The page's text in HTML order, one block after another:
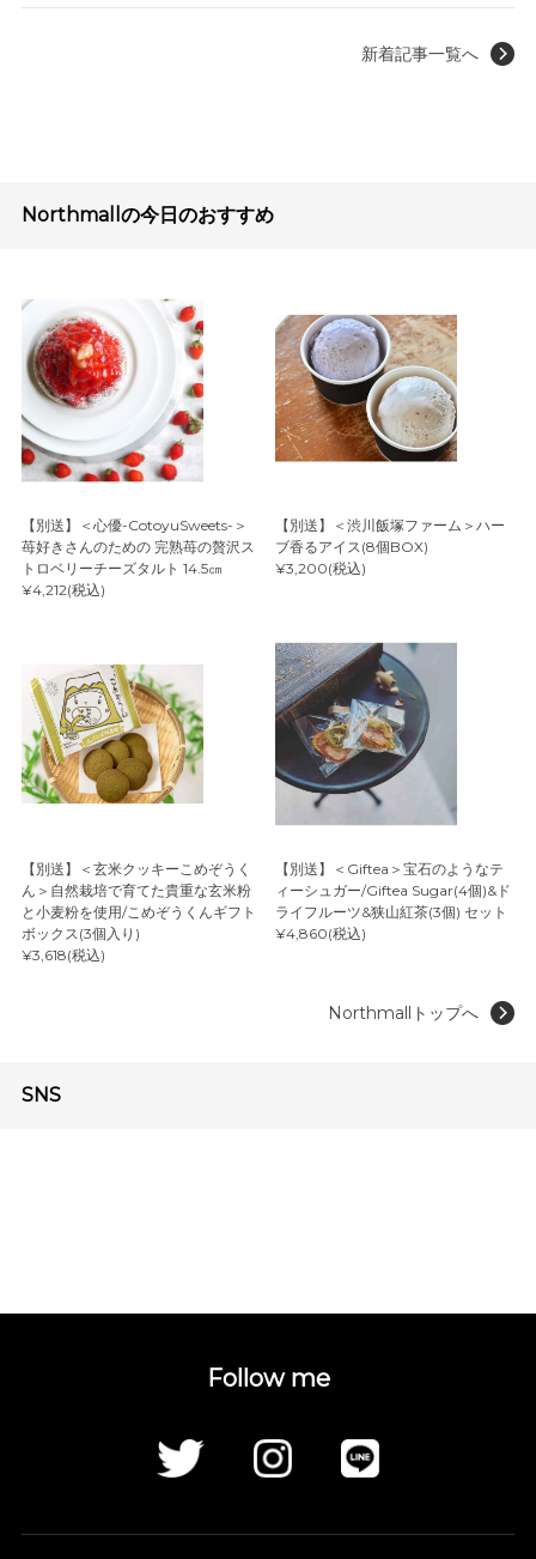
新着記事一覧へ
Northmallの今日のおすすめ
【別送】＜心優-CotoyuSweets-＞
苺好きさんのための 完熟苺の贅沢ス
トロベリーチーズタルト 14.5㎝
¥4,212(税込)
【別送】＜渋川飯塚ファーム＞ハー
ブ香るアイス(8個BOX)
¥3,200(税込)
【別送】＜玄米クッキーこめぞうく
ん＞自然栽培で育てた貴重な玄米粉
と小麦粉を使用/こめぞうくんギフト
ボックス(3個入り)
¥3,618(税込)
【別送】＜Giftea＞宝石のようなテ
ィーシュガー/Giftea Sugar(4個)&ド
ライフルーツ&狭山紅茶(3個) セット
¥4,860(税込)
Northmallトップへ
SNS
Follow me